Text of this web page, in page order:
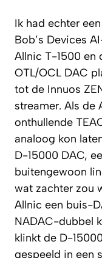
Ik had echter
Bob’s Devices
Allnic T-1500 en
OTL/OCL DAC
tot de Innuos
streamer. Als de
onthullende
analoog kon
D-15000 DAC,
buitengewoon
wat zachter zou
Allnic een buis-
NADAC-dubbel
klinkt de D-
gespeeld in een